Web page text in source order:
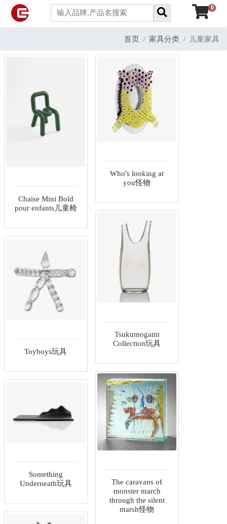
0
首页 家具分类 儿童家具
Chaise Mini Bold
pour enfants儿童椅
Who's looking at
you怪物
Tsukumogami
Collection玩具
Toyboys玩具
The caravans of
monster march
through the silent
marsh怪物
Something
Underneath玩具